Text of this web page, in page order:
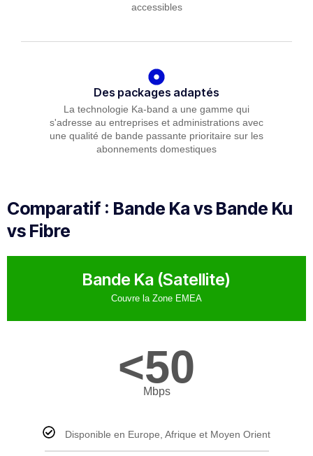
accessibles
Des packages adaptés
La technologie Ka-band a une gamme qui
s'adresse au entreprises et administrations avec
une qualité de bande passante prioritaire sur les
abonnements domestiques
Comparatif : Bande Ka vs Bande Ku
vs Fibre
Bande Ka (Satellite)
Couvre la Zone EMEA
<50
Mbps
Disponible en Europe, Afrique et Moyen Orient